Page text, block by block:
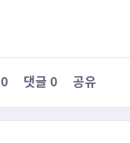
0 댓글 0 공유